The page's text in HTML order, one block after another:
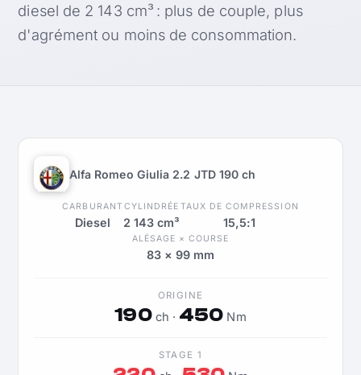
diesel de 2 143 cm³ : plus de couple, plus
d'agrément ou moins de consommation.
Alfa Romeo Giulia 2.2 JTD 190 ch
CARBURANT
Diesel
CYLINDRÉE
2 143 cm³
TAUX DE COMPRESSION
15,5:1
ALÉSAGE × COURSE
83 × 99 mm
ORIGINE
190ch · 450 Nm
STAGE 1